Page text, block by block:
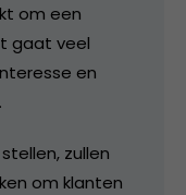
om een
gaat veel
en
zullen
om klanten